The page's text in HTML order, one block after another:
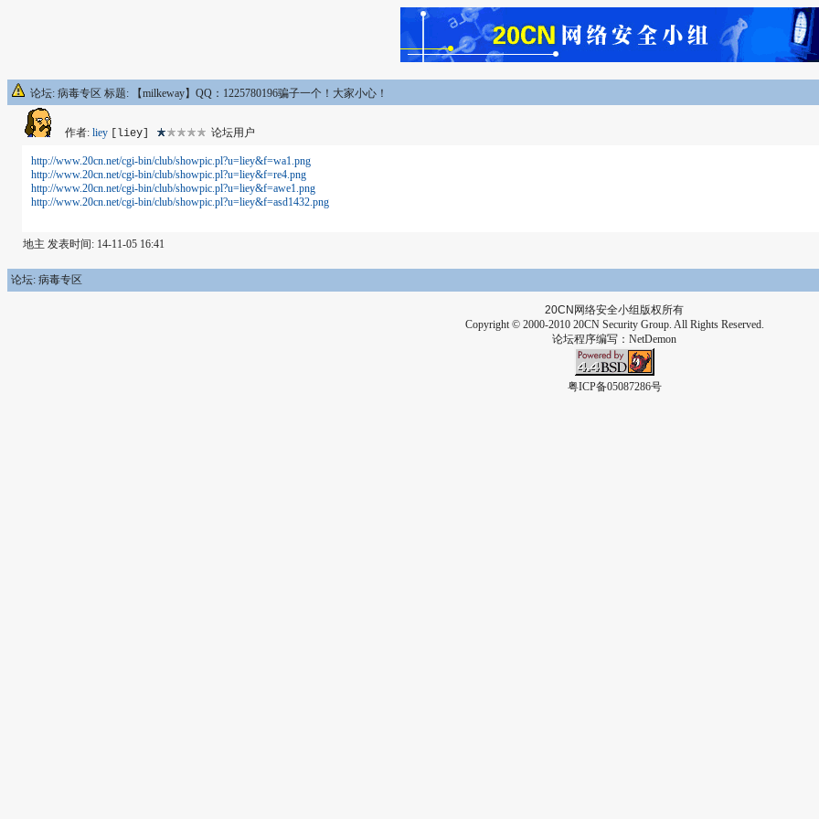
论坛: 病毒专区 标题: 【milkeway】QQ：1225780196骗子一个！大家小心！
作者: liey [liey] 论坛用户
http://www.20cn.net/cgi-bin/club/showpic.pl?u=liey&f=wa1.png
http://www.20cn.net/cgi-bin/club/showpic.pl?u=liey&f=re4.png
http://www.20cn.net/cgi-bin/club/showpic.pl?u=liey&f=awe1.png
http://www.20cn.net/cgi-bin/club/showpic.pl?u=liey&f=asd1432.png
地主 发表时间: 14-11-05 16:41
论坛: 病毒专区
20CN 网络安全小组版权所有
Copyright © 2000-2010 20CN Security Group. All Rights Reserved.
论坛程序编写： NetDemon
粤ICP备05087286号